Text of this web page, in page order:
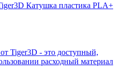
Катушка пластика PLA+
Tiger3D - это доступный,
расходный материал